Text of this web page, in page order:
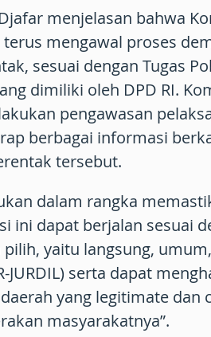
menjelasan bahwa
mengawal proses
sesuai dengan Tugas
dimiliki oleh DPD RI.
pengawasan
berbagai informasi
tersebut.
dalam rangka
ini dapat berjalan sesuai
yaitu langsung,
JURDIL) serta dapat
yang legitimate dan
masyarakatnya”.